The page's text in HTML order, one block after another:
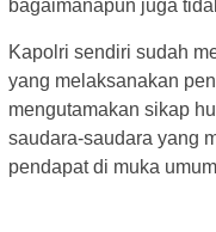
bagaimanapun juga
Kapolri sendiri sudah
yang melaksanakan
mengutamakan sikap
saudara-saudara yang
pendapat di muka